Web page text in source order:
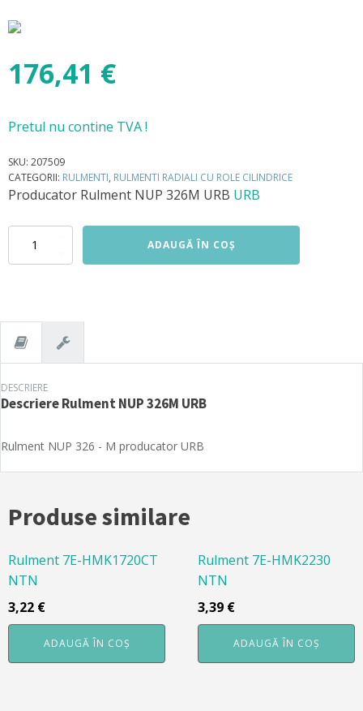
176,41 €
Pretul nu contine TVA !
SKU: 207509
CATEGORII: RULMENTI, RULMENTI RADIALI CU ROLE CILINDRICE
Producator Rulment NUP 326M URB URB
Cantitate
ADAUGĂ ÎN COȘ
DESCRIERE
DescriereRulment NUP 326M URB
Rulment NUP 326 - M producator URB
Produse similare
Rulment 7E-HMK1720CT
NTN
3,22 €
ADAUGĂ ÎN COȘ
Rulment 7E-HMK2230
NTN
3,39 €
ADAUGĂ ÎN COȘ